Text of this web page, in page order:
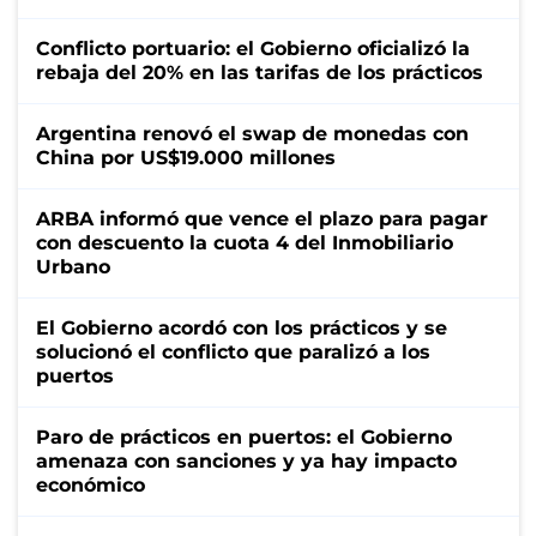
Conflicto portuario: el Gobierno oficializó la
rebaja del 20% en las tarifas de los prácticos
Argentina renovó el swap de monedas con
China por US$19.000 millones
ARBA informó que vence el plazo para pagar
con descuento la cuota 4 del Inmobiliario
Urbano
El Gobierno acordó con los prácticos y se
solucionó el conflicto que paralizó a los
puertos
Paro de prácticos en puertos: el Gobierno
amenaza con sanciones y ya hay impacto
económico